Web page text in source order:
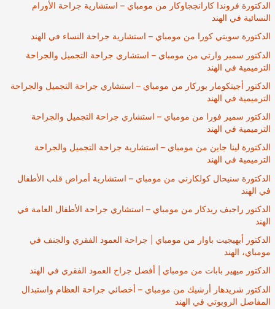
الدكتورة فروندا كارانججاوكار من مومباي – استشارية جراحة الأورام
النسائية في الهند
الدكتورة سويتي كورا من مومباي – استشارية جراحة النساء في الهند
الدكتور سمير وارتي من مومباي – استشاري جراحة التجميل والجراحة
الترميمية في الهند
الدكتور أجيتكومار بوركار من مومباي – استشاري جراحة التجميل والجراحة
الترميمية في الهند
الدكتور سمير فورا من مومباي – استشاري جراحة التجميل والجراحة
الترميمية في الهند
الدكتورة لينا جاين من مومباي – استشارية جراحة التجميل والجراحة
الترميمية في الهند
الدكتورة سنيحال كولكارني من مومباي – استشارية أمراض قلب الأطفال
في الهند
الدكتور راجيف ريدكار من مومباي – استشاري جراحة الأطفال العامة في
الهند
الدكتور أبهيجيت باوار من مومباي | جراحة العمود الفقري والجنف في
مومباي، الهند
الدكتور ميهير بابات من مومباي | أفضل جراح العمود الفقري في الهند
الدكتور شريدهار أرشيك من مومباي – أخصائي جراحة العظام واستبدال
المفاصل الروبوتي في الهند